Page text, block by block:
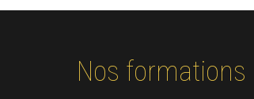
Nos formations